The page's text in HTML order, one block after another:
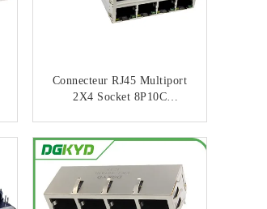
Connecteur RJ45 Multiport
2X4 Socket 8P10C
Modulaire
DGKYD24Q042DB2A5D06
8
CONTACTEZ